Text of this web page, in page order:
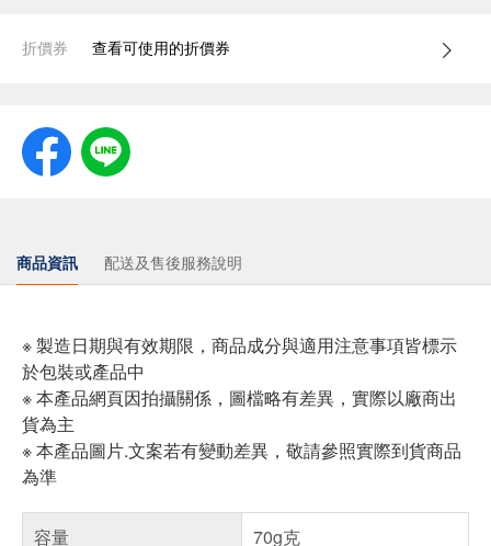
折價券 查看可使用的折價券
商品資訊 配送及售後服務說明
※ 製造日期與有效期限，商品成分與適用注意事項皆標示
於包裝或產品中
※ 本產品網頁因拍攝關係，圖檔略有差異，實際以廠商出
貨為主
※ 本產品圖片.文案若有變動差異，敬請參照實際到貨商品
為準
容量
70g克